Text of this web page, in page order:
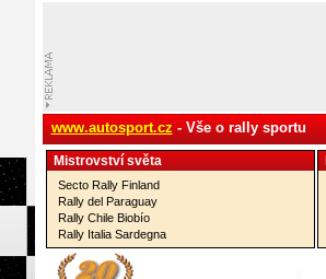
www.autosport.cz - Vše o rally sportu
Mistrovství­ světa
Secto Rally Finland
Rally del Paraguay
Rally Chile Biobío
Rally Italia Sardegna